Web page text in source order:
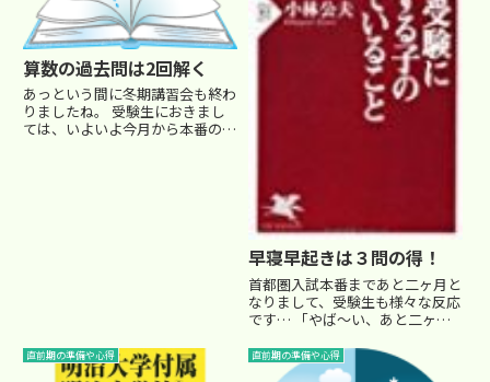
算数の過去問は2回解く
あっという間に冬期講習会も終わ
りましたね。 受験生におきまし
ては、いよいよ今月から本番の試
早寝早起きは３問の得！
首都圏入試本番まであと二ヶ月と
なりまして、受験生も様々な反応
です… 「やば～い、あと二ヶ月
りの色を見せ、 「早いなぁ、も
うあと二ヶ月かぁ～」 と、今ま
直前期の準備や心得 直前期の準備や心得